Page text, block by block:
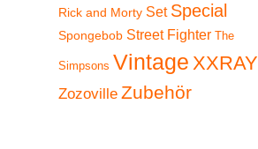
Rick and Morty Set Special
Spongebob Street Fighter The
Simpsons Vintage XXRAY
Zozoville Zubehör